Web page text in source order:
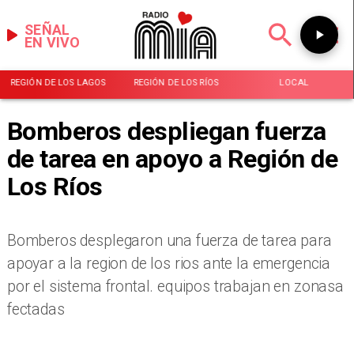
EN VIVO
SEÑAL
REGIÓN DE LOS LAGOS REGIÓN DE LOS RÍOS LOCAL
Bomberos despliegan fuerza
de tarea en apoyo a Región de
Los Ríos
Bomberos desplegaron una fuerza de tarea para
apoyar a la region de los rios ante la emergencia
por el sistema frontal. equipos trabajan en zonasa
fectadas